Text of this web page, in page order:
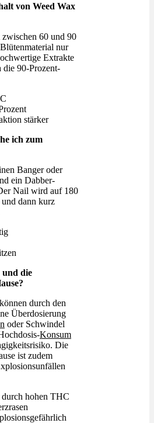
von Weed Wax
60 und 90
nur
Extrakte
die 90-Prozent-
stärker
ich zum
Banger oder
ein Dabber-
Nail wird auf 180
dann kurz
und die
durch den
Überdosierung
oder Schwindel
Konsum
Die
ist zudem
hohen THC